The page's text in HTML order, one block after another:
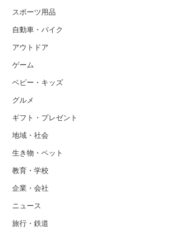
スポーツ用品
自動車・バイク
アウトドア
ゲーム
ベビー・キッズ
グルメ
ギフト・プレゼント
地域・社会
生き物・ペット
教育・学校
企業・会社
ニュース
旅行・鉄道